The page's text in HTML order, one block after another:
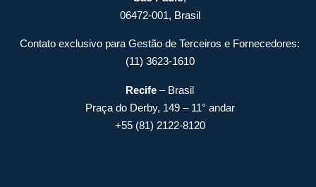
06472-001, Brasil
Contato exclusivo para Gestão de Terceiros e Fornecedores:
(11) 3623-1610
Recife – Brasil
Praça do Derby, 149 – 11° andar
+55 (81) 2122-8120